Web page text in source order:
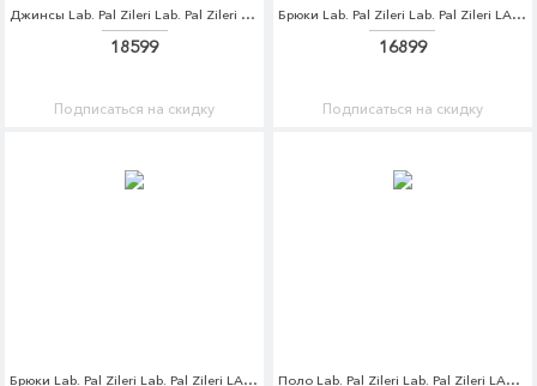
Джинсы Lab. Pal Zileri Lab. Pal Zileri LA059EMCEJM9
18599
Подписаться на скидку
Брюки Lab. Pal Zileri Lab. Pal Zileri LA059EMCEJN3
16899
Подписаться на скидку
Брюки Lab. Pal Zileri Lab. Pal Zileri LA059EMDQJW6 Поло Lab. Pal Zileri Lab. Pal Zileri LA059EMDQJW7